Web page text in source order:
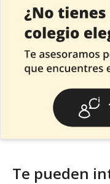
Te pueden